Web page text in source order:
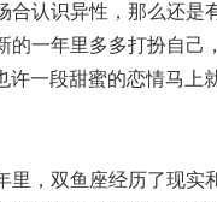
合认识异性，那么还是
的一年里多多打扮自己
许一段甜蜜的恋情马上
，双鱼座经历了现实